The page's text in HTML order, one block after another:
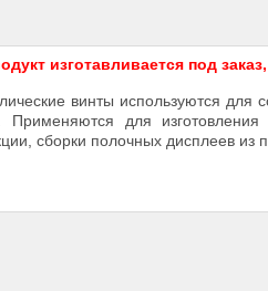
изготавливается под заказ,
винты используются
Применяются для
сборки полочных дисплеев из